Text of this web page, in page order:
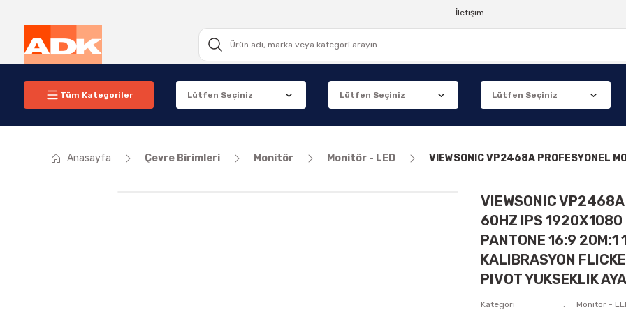
İletişim
Tüm Kategoriler
Anasayfa Çevre Birimleri Monitör Monitör - LED VIEWSONIC VP2468A PROFESYONEL
VIEWSONIC VP2468A
60HZ IPS 1920X1080
PANTONE 16:9 20M:1
KALIBRASYON
PIVOT YUKSEKLIK
Kategori
Monitör -